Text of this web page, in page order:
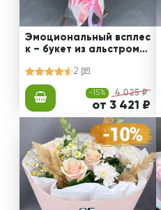
Эмоциональный всплес
к – букет из альстроме
2
-15% 4 025 ₽
от 3 421 ₽